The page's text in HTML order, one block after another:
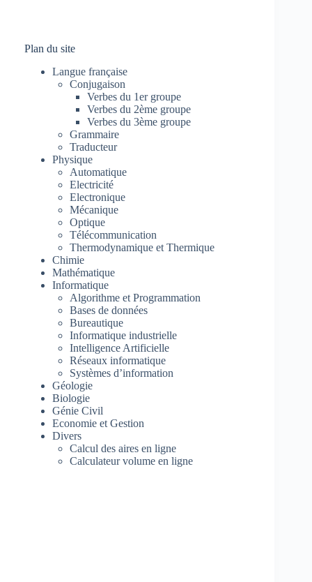
Plan du site
Langue française
Conjugaison
Verbes du 1er groupe
Verbes du 2ème groupe
Verbes du 3ème groupe
Grammaire
Traducteur
Physique
Automatique
Electricité
Electronique
Mécanique
Optique
Télécommunication
Thermodynamique et Thermique
Chimie
Mathématique
Informatique
Algorithme et Programmation
Bases de données
Bureautique
Informatique industrielle
Intelligence Artificielle
Réseaux informatique
Systèmes d’information
Géologie
Biologie
Génie Civil
Economie et Gestion
Divers
Calcul des aires en ligne
Calculateur volume en ligne